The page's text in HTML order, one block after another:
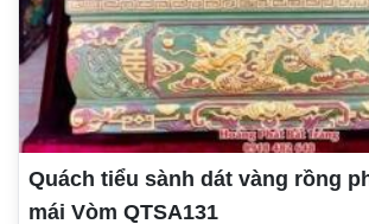
Quách tiểu sành dát vàng rồng
mái Vòm QTSA131